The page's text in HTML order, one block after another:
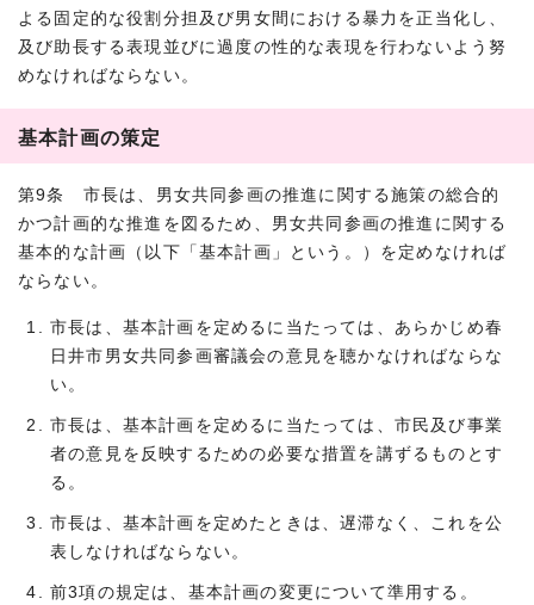
よる固定的な役割分担及び男女間における暴力を正当化し、
及び助長する表現並びに過度の性的な表現を行わないよう努
めなければならない。
基本計画の策定
第9条 市長は、男女共同参画の推進に関する施策の総合的
かつ計画的な推進を図るため、男女共同参画の推進に関する
基本的な計画（以下「基本計画」という。）を定めなければ
ならない。
市長は、基本計画を定めるに当たっては、あらかじめ春
日井市男女共同参画審議会の意見を聴かなければならな
い。
市長は、基本計画を定めるに当たっては、市民及び事業
者の意見を反映するための必要な措置を講ずるものとす
る。
市長は、基本計画を定めたときは、遅滞なく、これを公
表しなければならない。
前3項の規定は、基本計画の変更について準用する。